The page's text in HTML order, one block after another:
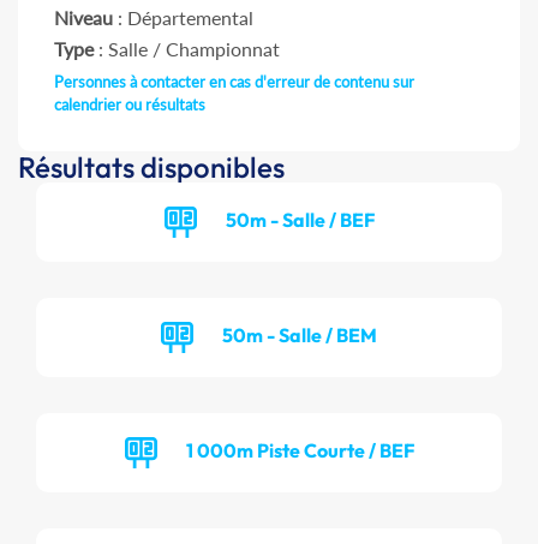
Niveau : Départemental
Type: Salle / Championnat
Personnes à contacter en cas d'erreur de contenu sur
calendrier ou résultats
Résultats disponibles
50m - Salle / BEF
50m - Salle / BEM
1 000m Piste Courte / BEF